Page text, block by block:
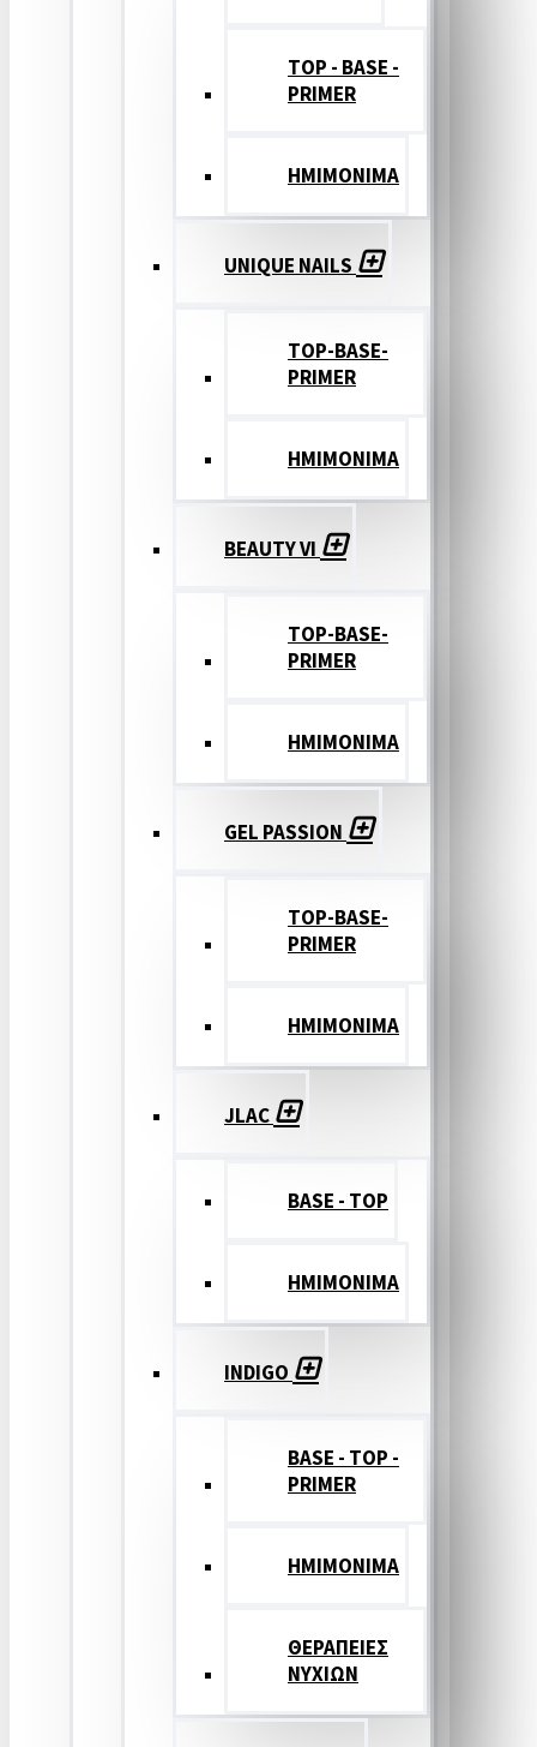
TOP - BASE -
PRIMER
ΗΜΙΜΟΝΙΜΑ
UNIQUE NAILS
TOP-BASE-
PRIMER
ΗΜΙΜΟΝΙΜΑ
BEAUTY VI
TOP-BASE-
PRIMER
ΗΜΙΜΟΝΙΜΑ
GEL PASSION
TOP-BASE-
PRIMER
ΗΜΙΜΟΝΙΜΑ
JLAC
BASE - TOP
ΗΜΙΜΟΝΙΜΑ
INDIGO
BASE - TOP -
PRIMER
HMIMONIMA
ΘΕΡΑΠΕΙΕΣ
ΝΥΧΙΩΝ